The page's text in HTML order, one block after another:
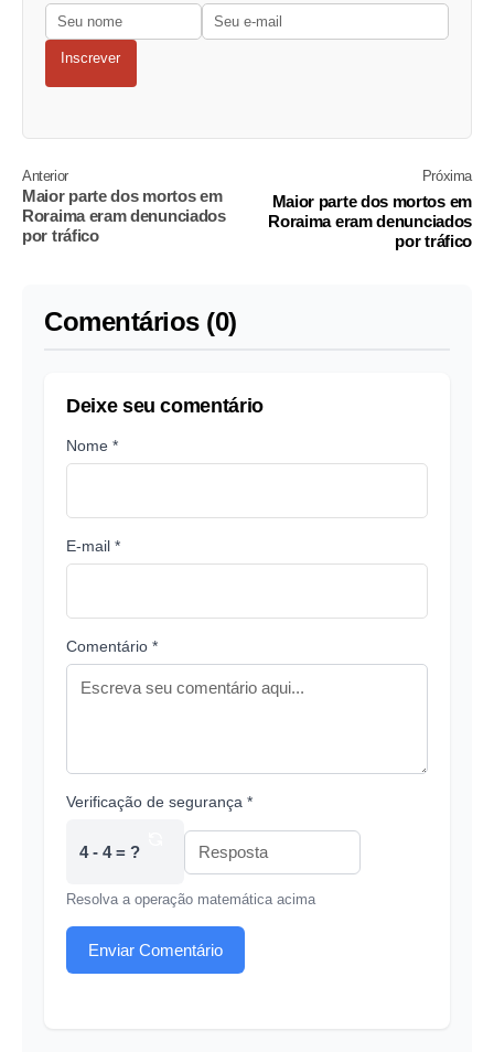
Inscrever
Anterior
Maior parte dos mortos em
Roraima eram denunciados
por tráfico
Próxima
Maior parte dos mortos em
Roraima eram denunciados
por tráfico
Comentários (0)
Deixe seu comentário
Nome *
E-mail *
Comentário *
Verificação de segurança *
4 - 4 = ?
Resolva a operação matemática acima
Enviar Comentário